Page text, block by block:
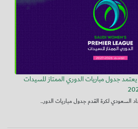
يعتمد جدول مباريات الدوري الممتاز للسيدات
السعودي لكرة القدم جدول مباريات الدور...